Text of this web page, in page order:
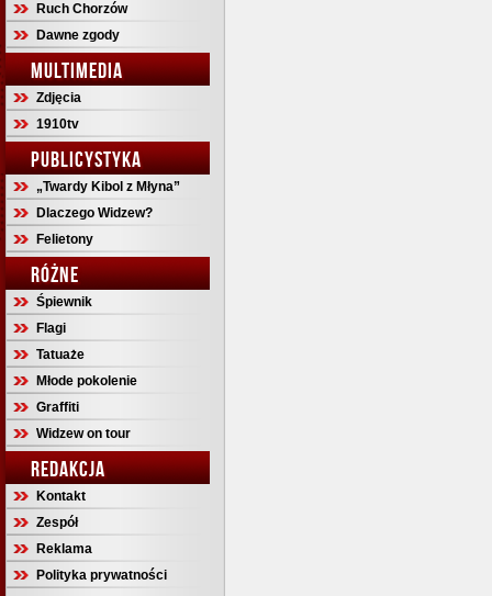
Ruch Chorzów
Dawne zgody
MULTIMEDIA
Zdjęcia
1910tv
PUBLICYSTYKA
„Twardy Kibol z Młyna”
Dlaczego Widzew?
Felietony
RÓŻNE
Śpiewnik
Flagi
Tatuaże
Młode pokolenie
Graffiti
Widzew on tour
REDAKCJA
Kontakt
Zespół
Reklama
Polityka prywatności